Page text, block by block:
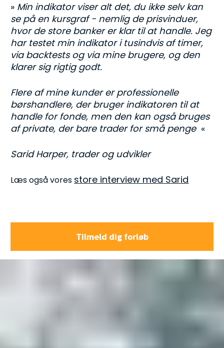
» Min indikator viser alt det, du ikke selv kan
se på en kursgraf - nemlig de prisvinduer,
hvor de store banker er klar til at handle. Jeg
har testet min indikator i tusindvis af timer,
via backtests og via mine brugere, og den
klarer sig rigtig godt.
Flere af mine kunder er professionelle
børshandlere, der bruger indikatoren til at
handle for fonde, men den kan også bruges
af private, der bare trader for små penge
  «
Sarid Harper, trader og udvikler
Læs også vores store interview med Sarid
Tilmeld dig forløb